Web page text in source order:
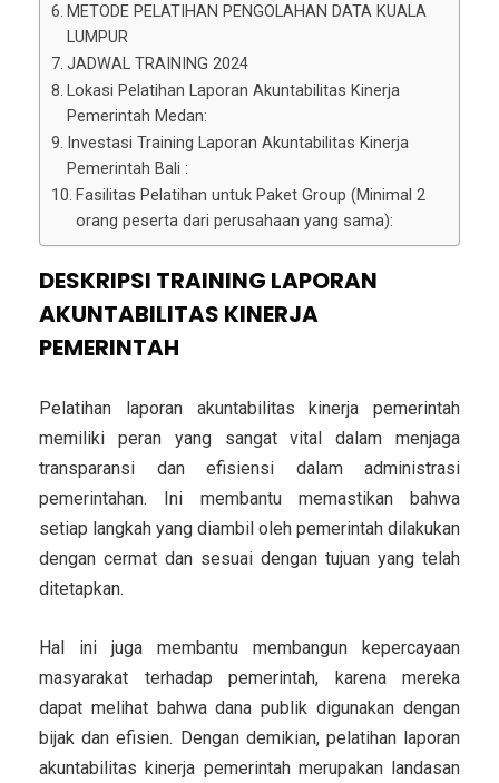
METODE PELATIHAN PENGOLAHAN DATA KUALA
LUMPUR
JADWAL TRAINING 2024
Lokasi Pelatihan Laporan Akuntabilitas Kinerja
Pemerintah Medan:
Investasi Training Laporan Akuntabilitas Kinerja
Pemerintah Bali :
Fasilitas Pelatihan untuk Paket Group (Minimal 2
orang peserta dari perusahaan yang sama):
DESKRIPSI TRAINING LAPORAN
AKUNTABILITAS KINERJA
PEMERINTAH
Pelatihan laporan akuntabilitas kinerja pemerintah
memiliki peran yang sangat vital dalam menjaga
transparansi dan efisiensi dalam administrasi
pemerintahan. Ini membantu memastikan bahwa
setiap langkah yang diambil oleh pemerintah dilakukan
dengan cermat dan sesuai dengan tujuan yang telah
ditetapkan.
Hal ini juga membantu membangun kepercayaan
masyarakat terhadap pemerintah, karena mereka
dapat melihat bahwa dana publik digunakan dengan
bijak dan efisien. Dengan demikian, pelatihan laporan
akuntabilitas kinerja pemerintah merupakan landasan